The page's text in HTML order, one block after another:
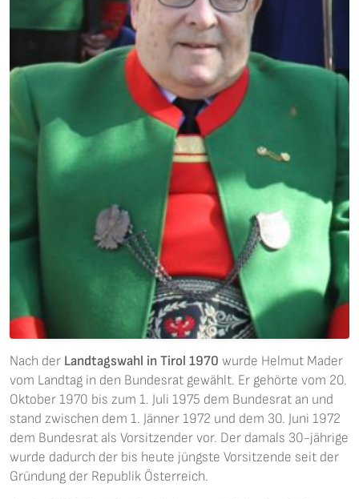
Nach der Landtagswahl in Tirol 1970 wurde Helmut Mader
vom Landtag in den Bundesrat gewählt. Er gehörte vom 20.
Oktober 1970 bis zum 1. Juli 1975 dem Bundesrat an und
stand zwischen dem 1. Jänner 1972 und dem 30. Juni 1972
dem Bundesrat als Vorsitzender vor. Der damals 30-jährige
wurde dadurch der bis heute jüngste Vorsitzende seit der
Gründung der Republik Österreich.